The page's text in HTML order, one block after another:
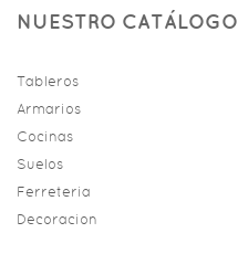
NUESTRO CATÁLOGO
Tableros
Armarios
Cocinas
Suelos
Ferreteria
Decoracion